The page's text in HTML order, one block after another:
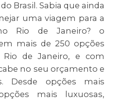
Brasil. Sabia que ainda
uma viagem para a
Rio de Janeiro? o
mais de 250 opções
de Janeiro, e com
no seu orçamento e
Desde opções mais
mais luxuosas,